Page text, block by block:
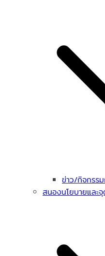
ข่าว/กิจกรร
สนองนโยบายและ